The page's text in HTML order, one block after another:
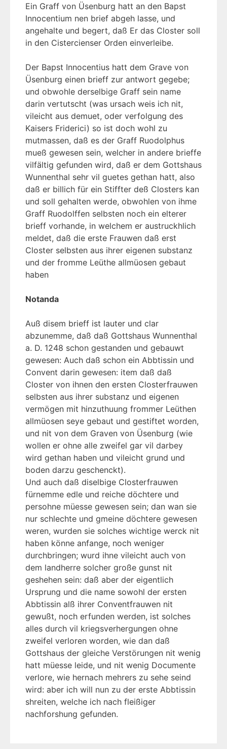
Ein Graff von Üsenburg hatt an den Bapst
Innocentium nen brief abgeh lasse, und
angehalte und begert, daß Er das Closter soll
in den Cistercienser Orden einverleibe.
Der Bapst Innocentius hatt dem Grave von
Üsenburg einen brieff zur antwort gegebe;
und obwohle derselbige Graff sein name
darin vertutscht (was ursach weis ich nit,
vileicht aus demuet, oder verfolgung des
Kaisers Friderici) so ist doch wohl zu
mutmassen, daß es der Graff Ruodolphus
mueß gewesen sein, welcher in andere brieffe
vilfältig gefunden wird, daß er dem Gottshaus
Wunnenthal sehr vil guetes gethan hatt, also
daß er billich für ein Stiffter deß Closters kan
und soll gehalten werde, obwohlen von ihme
Graff Ruodolffen selbsten noch ein elterer
brieff vorhande, in welchem er austruckhlich
meldet, daß die erste Frauwen daß erst
Closter selbsten aus ihrer eigenen substanz
und der fromme Leüthe allmüosen gebaut
haben
Notanda
Auß disem brieff ist lauter und clar
abzunemme, daß daß Gottshaus Wunnenthal
a. D. 1248 schon gestanden und gebauwt
gewesen: Auch daß schon ein Abbtissin und
Convent darin gewesen: item daß daß
Closter von ihnen den ersten Closterfrauwen
selbsten aus ihrer substanz und eigenen
vermögen mit hinzuthuung frommer Leüthen
allmüosen seye gebaut und gestiftet worden,
und nit von dem Graven von Üsenburg (wie
wollen er ohne alle zweifel gar vil darbey
wird gethan haben und vileicht grund und
boden darzu geschenckt).
Und auch daß diselbige Closterfrauwen
fürnemme edle und reiche döchtere und
persohne müesse gewesen sein; dan wan sie
nur schlechte und gmeine döchtere gewesen
weren, wurden sie solches wichtige werck nit
haben könne anfange, noch weniger
durchbringen; wurd ihne vileicht auch von
dem landherre solcher große gunst nit
geshehen sein: daß aber der eigentlich
Ursprung und die name sowohl der ersten
Abbtissin alß ihrer Conventfrauwen nit
gewußt, noch erfunden werden, ist solches
alles durch vil kriegsverhergungen ohne
zweifel verloren worden, wie dan daß
Gottshaus der gleiche Verstörungen nit wenig
hatt müesse leide, und nit wenig Documente
verlore, wie hernach mehrers zu sehe seind
wird: aber ich will nun zu der erste Abbtissin
shreiten, welche ich nach fleißiger
nachforshung gefunden.